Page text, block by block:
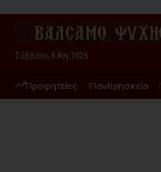
Σάββατο, 8 Αυγ 2026
Προφητείες Πανθρησκεία